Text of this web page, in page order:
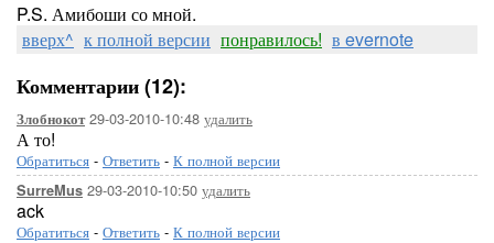
P.S. Амибоши со мной.
вверх^ к полной версии понравилось! в evernote
Комментарии (12):
Злобнокот29-03-2010-10:48 удалить
А то!
Обратиться - Ответить - К полной версии
SurreMus 29-03-2010-10:50 удалить
ack
Обратиться - Ответить - К полной версии